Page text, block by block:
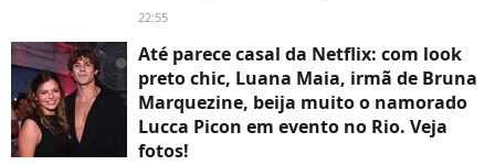
22:55
Até parece casal da Netflix: com look
preto chic, Luana Maia, irmã de Bruna
Marquezine, beija muito o namorado
Lucca Picon em evento no Rio. Veja
fotos!